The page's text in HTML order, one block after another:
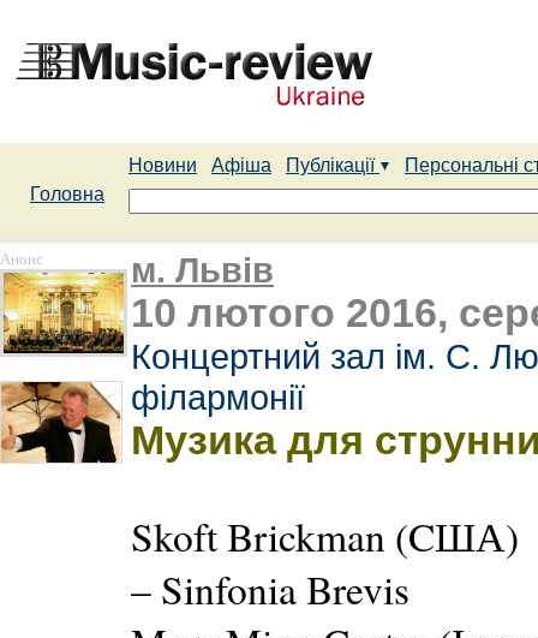
Новини Афіша Публікації
Персональні
Головна
Анонс м. Львів
10 лютого 2016,
Концертний зал ім. С.
філармонії
Музика для
Skoft Brickman (CША)
– Sinfonia Brevis